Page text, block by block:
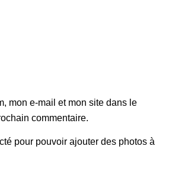
mon e-mail et mon site dans le
commentaire.
pour pouvoir ajouter des photos à